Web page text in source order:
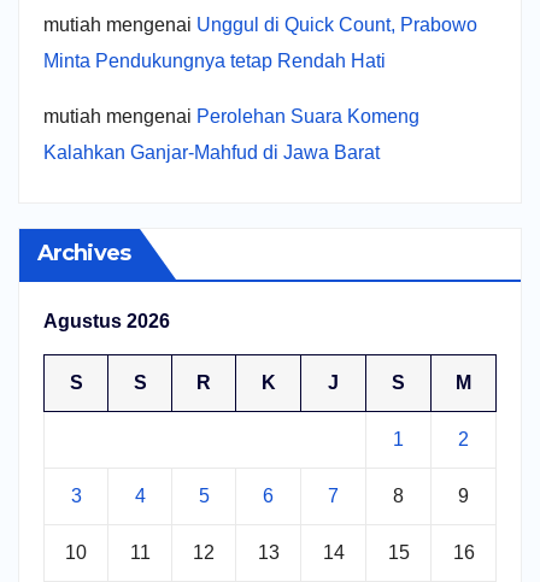
mutiah mengenai Unggul di Quick Count, Prabowo
Minta Pendukungnya tetap Rendah Hati
mutiah mengenai Perolehan Suara Komeng
Kalahkan Ganjar-Mahfud di Jawa Barat
Archives
Agustus 2026
S S R K J S M
1 2
3 4 5 6 7 8 9
10 11 12 13 14 15 16